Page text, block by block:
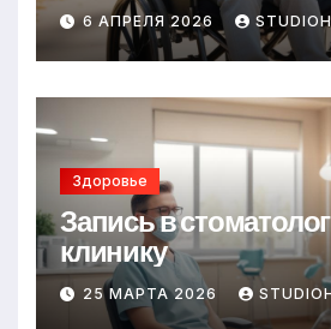
6 АПРЕЛЯ 2026
Здоровье
Запись в
клинику
25 МАРТА 2026